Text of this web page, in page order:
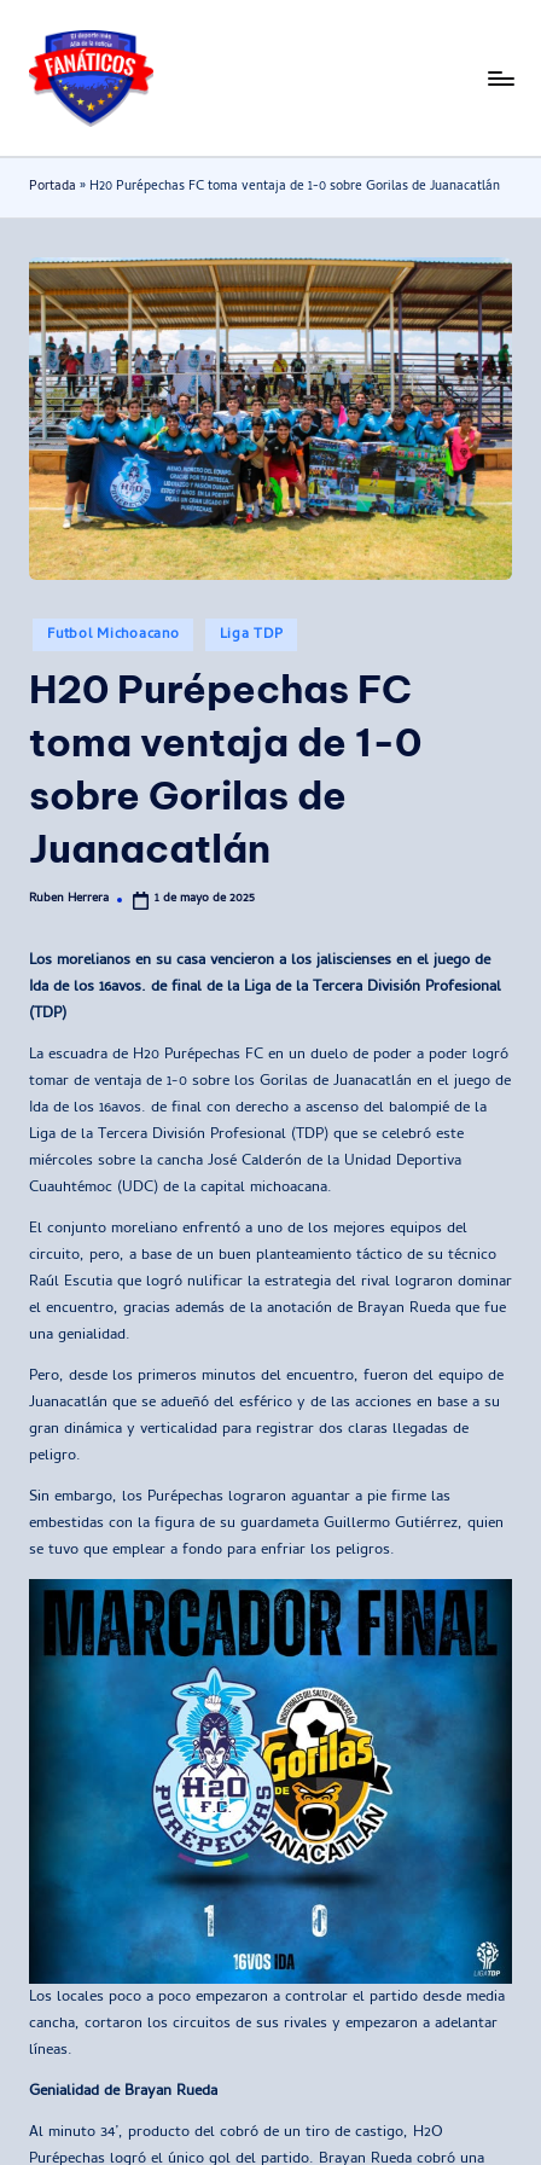
Saltar
contenido
F
n
a
t
i
c
o
s
Noticias
deportivas
-
Mundial
2026
Portada » H20 Purépechas FC toma ventaja de 1-0 sobre Gorilas de Juanacatlán
Publicado
en
Futbol Michoacano Liga TDP
H20 Purépechas FC
toma ventaja de 1-0
sobre Gorilas de
Juanacatlán
Publicado
Ruben Herrera 1 de mayo de 2025
Los morelianos en su casa vencieron a los jaliscienses en el juego de
Ida de los 16avos. de final de la Liga de la Tercera División Profesional
(TDP)
La escuadra de H20 Purépechas FC en un duelo de poder a poder logró
tomar de ventaja de 1-0 sobre los Gorilas de Juanacatlán en el juego de
Ida de los 16avos. de final con derecho a ascenso del balompié de la
Liga de la Tercera División Profesional (TDP) que se celebró este
miércoles sobre la cancha José Calderón de la Unidad Deportiva
Cuauhtémoc (UDC) de la capital michoacana.
El conjunto moreliano enfrentó a uno de los mejores equipos del
circuito, pero, a base de un buen planteamiento táctico de su técnico
Raúl Escutia que logró nulificar la estrategia del rival lograron dominar
el encuentro, gracias además de la anotación de Brayan Rueda que fue
una genialidad.
Pero, desde los primeros minutos del encuentro, fueron del equipo de
Juanacatlán que se adueñó del esférico y de las acciones en base a su
gran dinámica y verticalidad para registrar dos claras llegadas de
peligro.
Sin embargo, los Purépechas lograron aguantar a pie firme las
embestidas con la figura de su guardameta Guillermo Gutiérrez, quien
se tuvo que emplear a fondo para enfriar los peligros.
Los locales poco a poco empezaron a controlar el partido desde media
cancha, cortaron los circuitos de sus rivales y empezaron a adelantar
líneas.
Genialidad de Brayan Rueda
Al minuto 34’, producto del cobró de un tiro de castigo, H2O
Purépechas logró el único gol del partido. Brayan Rueda cobró una